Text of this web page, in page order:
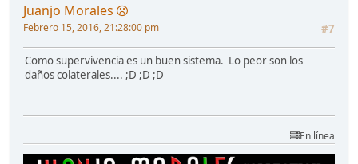
Juanjo Morales
#7
Febrero 15, 2016, 21:28:00 pm
Como supervivencia es un buen sistema. Lo peor son los
daños colaterales.... ;D ;D ;D
En línea